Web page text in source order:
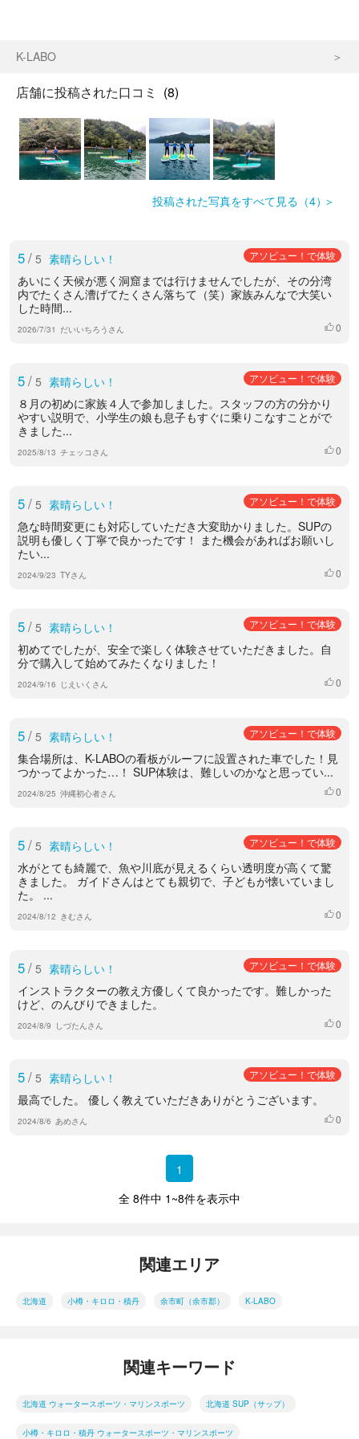
K-LABO
店舗に投稿された口コミ (8)
投稿された写真をすべて見る（4）
5/ 5 素晴らしい！ アソビュー！で体験
あいにく天候が悪く洞窟までは行けませんでしたが、その分湾
内でたくさん漕げてたくさん落ちて（笑）家族みんなで大笑い
した時間...
2026/7/31 だいいちろうさん いいね
0
5/ 5 素晴らしい！ アソビュー！で体験
８月の初めに家族４人で参加しました。スタッフの方の分かり
やすい説明で、小学生の娘も息子もすぐに乗りこなすことがで
きました...
2025/8/13 チェッコさん いいね
0
5/ 5 素晴らしい！ アソビュー！で体験
急な時間変更にも対応していただき大変助かりました。SUPの
説明も優しく丁寧で良かったです！ また機会があればお願いし
たい...
2024/9/23 TYさん いいね
0
5/ 5 素晴らしい！ アソビュー！で体験
初めてでしたが、安全で楽しく体験させていただきました。自
分で購入して始めてみたくなりました！
2024/9/16 じえいくさん いいね
0
5/ 5 素晴らしい！ アソビュー！で体験
集合場所は、K-LABOの看板がルーフに設置された車でした！見
つかってよかった…！ SUP体験は、難しいのかなと思ってい...
2024/8/25 沖縄初心者さん いいね
0
5/ 5 素晴らしい！ アソビュー！で体験
水がとても綺麗で、魚や川底が見えるくらい透明度が高くて驚
きました。 ガイドさんはとても親切で、子どもが懐いていまし
た。 ...
2024/8/12 きむさん いいね
0
5/ 5 素晴らしい！ アソビュー！で体験
インストラクターの教え方優しくて良かったです。難しかった
けど、のんびりできました。
2024/8/9 しづたんさん いいね
0
5/ 5 素晴らしい！ アソビュー！で体験
最高でした。 優しく教えていただきありがとうございます。
2024/8/6 あめさん いいね
0
1
全 8件中 1~8件を表示中
関連エリア
北海道 小樽・キロロ・積丹 余市町（余市郡） K-LABO
関連キーワード
北海道 ウォータースポーツ・マリンスポーツ 北海道 SUP（サップ）
小樽・キロロ・積丹 ウォータースポーツ・マリンスポーツ